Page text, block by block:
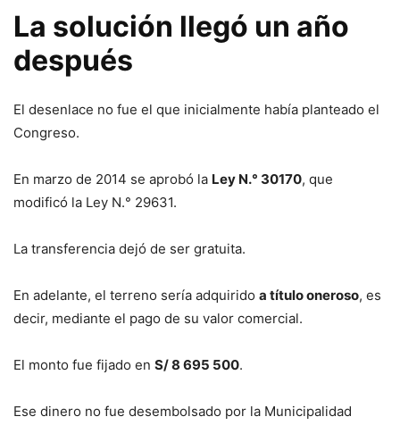
La solución llegó un año
después
El desenlace no fue el que inicialmente había planteado el
Congreso.
En marzo de 2014 se aprobó la Ley N.° 30170, que
modificó la Ley N.° 29631.
La transferencia dejó de ser gratuita.
En adelante, el terreno sería adquirido a título oneroso, es
decir, mediante el pago de su valor comercial.
El monto fue fijado en S/ 8 695 500.
Ese dinero no fue desembolsado por la Municipalidad